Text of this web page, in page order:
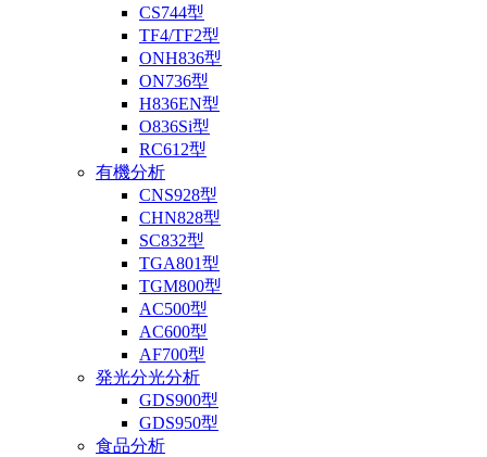
CS744型
TF4/TF2型
ONH836型
ON736型
H836EN型
O836Si型
RC612型
有機分析
CNS928型
CHN828型
SC832型
TGA801型
TGM800型
AC500型
AC600型
AF700型
発光分光分析
GDS900型
GDS950型
食品分析